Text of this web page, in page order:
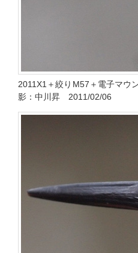
2011X1＋絞りM57＋電子マ
影：中川昇 2011/02/06